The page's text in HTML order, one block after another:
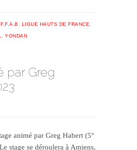
F.F.A.B LIGUE HAUTS DE FRANCE
YONDAN
par Greg
animé par Greg Habert (5°
stage se déroulera à Amiens,